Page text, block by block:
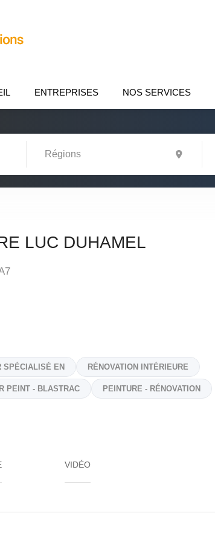
ENTREPRISES NOS SERVICES
LUC DUHAMEL
SPÉCIALISÉ EN RÉNOVATION INTÉRIEURE
PEINT - BLASTRAC PEINTURE - RÉNOVATION
VIDÉO